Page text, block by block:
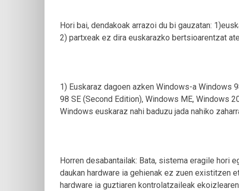
Hori bai, dendakoak arrazoi du bi gauzatan:
2) partxeak ez dira euskarazko bertsioarentzat
1) Euskaraz dagoen azken Windows-a Windows
98 SE (Second Edition), Windows ME, Windows
Windows euskaraz nahi baduzu jada nahiko
Horren desabantailak: Bata, sistema eragile hori
daukan hardware ia gehienak ez zuen existitzen
hardware ia guztiaren kontrolatzaileak